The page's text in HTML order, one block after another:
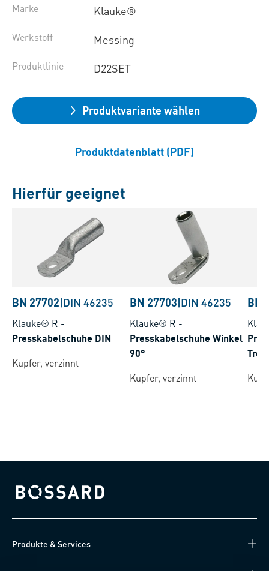
Marke Klauke®
Werkstoff Messing
Produktlinie D22SET
Produktvariante wählen
Produktdatenblatt (PDF)
Hierfür geeignet
BN 27702|DIN 46235
Klauke® R -
Presskabelschuhe DIN
Kupfer, verzinnt
BN 27703|DIN 46235
Klauke® R -
Presskabelschuhe Winkel
90°
Kupfer, verzinnt
BN
Bossard homepage
Produkte & Services
Wissen